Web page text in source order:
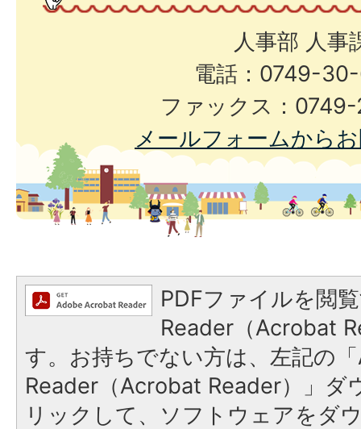
人事部 人事
電話：0749-
ファックス：
メールフォームから
PDFファイルを閲
Reader（Acrobat
す。お持ちでない方は、左記の
Reader（Acrobat Reader）」ダ
リックして、ソフトウェアをダ